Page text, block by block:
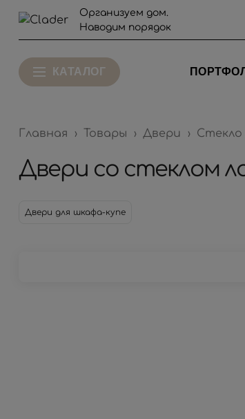
Организуем дом.
Наводим порядок
КАТАЛОГ
Главная Товары Двери Стекло
Двери со стеклом
Двери для шкафа-купе